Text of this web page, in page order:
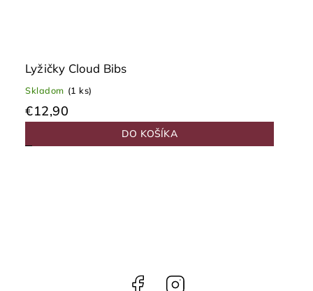
Lyžičky Cloud Bibs
Skladom (1 ks)
€12,90
DO KOŠÍKA
Facebook